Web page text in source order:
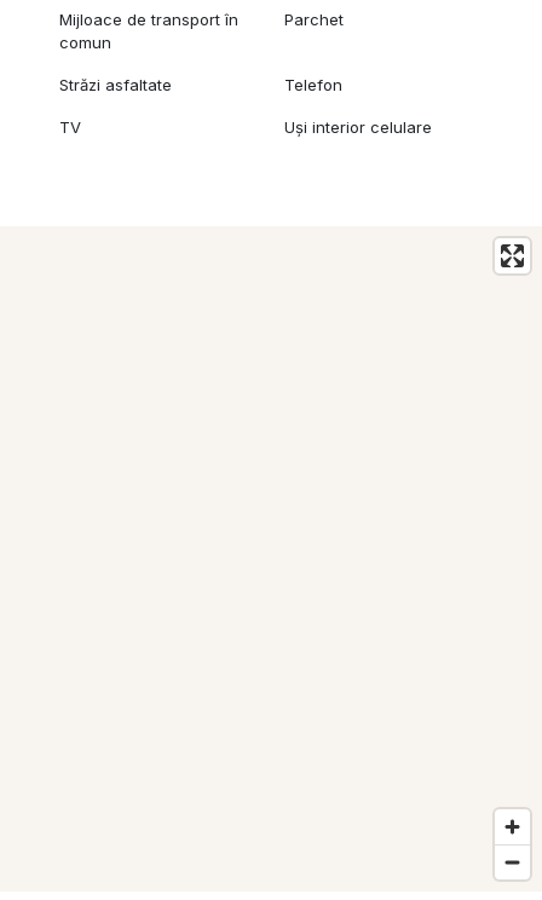
Mijloace de transport în
comun
Parchet
Străzi asfaltate Telefon
TV Uși interior celulare